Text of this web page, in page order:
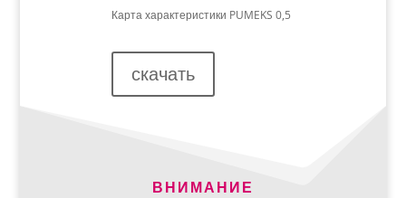
Карта характеристики PUMEKS 0,5
скачать
ВНИМАНИЕ